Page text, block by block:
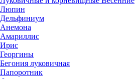
Люпин
Дельфиниум
Анемона
Амариллис
Ирис
Георгины
Бегония луковичная
Папоротник